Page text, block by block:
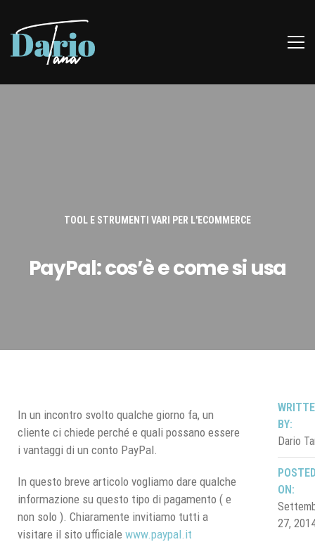
TOOL E STRUMENTI VARI PER L'ECOMMERCE
PayPal: cos’è e come si usa
In un incontro svolto qualche giorno fa, un
cliente ci chiede perché e quali possano essere
i vantaggi di un conto PayPal.
In questo breve articolo vogliamo dare qualche
informazione su questo tipo di pagamento ( e
non solo ). Chiaramente invitiamo tutti a
visitare il sito ufficiale www.paypal.it
BY:
Dario
ON:
27,